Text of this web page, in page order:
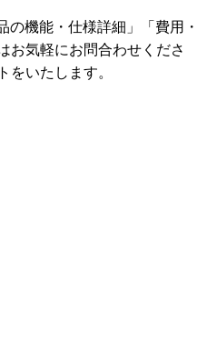
の機能・仕様詳細」「費用・
お気軽にお問合わせくださ
いたします。